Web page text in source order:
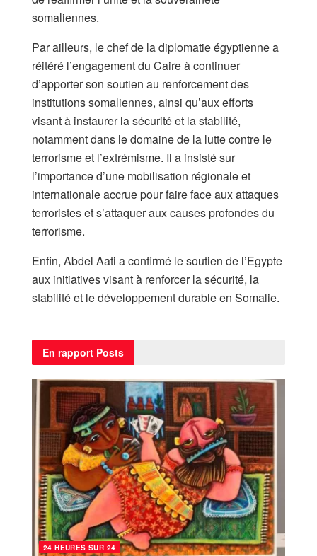
somaliennes.
Par ailleurs, le chef de la diplomatie égyptienne a
réitéré l’engagement du Caire à continuer
d’apporter son soutien au renforcement des
institutions somaliennes, ainsi qu’aux efforts
visant à instaurer la sécurité et la stabilité,
notamment dans le domaine de la lutte contre le
terrorisme et l’extrémisme. Il a insisté sur
l’importance d’une mobilisation régionale et
internationale accrue pour faire face aux attaques
terroristes et s’attaquer aux causes profondes du
terrorisme.
Enfin, Abdel Aati a confirmé le soutien de l’Egypte
aux initiatives visant à renforcer la sécurité, la
stabilité et le développement durable en Somalie.
En rapport Posts
24 HEURES SUR 24